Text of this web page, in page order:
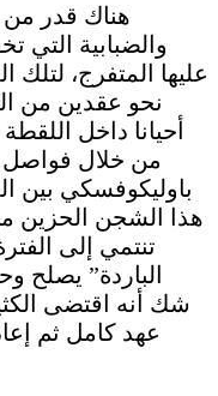
هناك قدر من
والضبابية التي
عليها المتفرج، لتلك
نحو عقدين من
أحيانا داخل
من خلال فواصل
باوليكوفسكي بين
هذا الشجن الحزين
تنتمي إلى
الباردة” يصلح
شك أنه اقتضى
عهد كامل ثم